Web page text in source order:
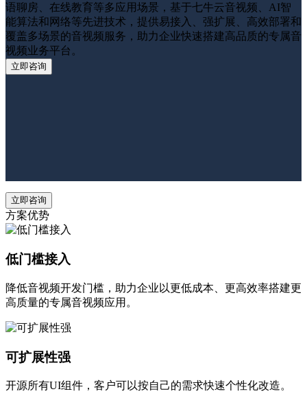
语聊房、在线教育等多应用场景，基于七牛云音视频、AI智
能算法和网络等先进技术，提供易接入、强扩展、高效部署和
覆盖多场景的音视频服务，助力企业快速搭建高品质的专属音
视频业务平台。
立即咨询
立即咨询
方案优势
低门槛接入
降低音视频开发门槛，助力企业以更低成本、更高效率搭建更
高质量的专属音视频应用。
可扩展性强
开源所有UI组件，客户可以按自己的需求快速个性化改造。